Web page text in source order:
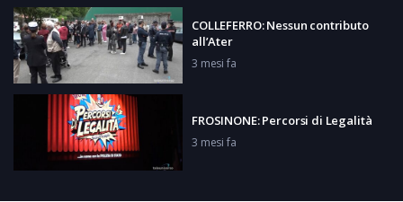
COLLEFERRO: Nessun contributo
all’Ater
3 mesi fa
FROSINONE: Percorsi di Legalità
3 mesi fa